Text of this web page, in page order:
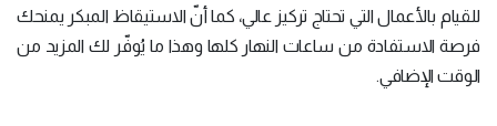
للقيام بالأعمال التي تحتاج تركيز عالي، كما أنّ الاستيقاظ المبكر يمنحك
فرصة الاستفادة من ساعات النهار كلها وهذا ما يُوفّر لك المزيد من
الوقت الإضافي.